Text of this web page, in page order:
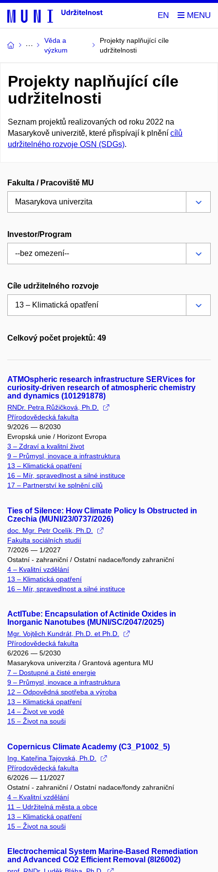
EN
Věda a
výzkum
Projekty naplňující cíle
udržitelnosti
Projekty naplňující cíle
udržitelnosti
Seznam projektů realizovaných od roku 2022 na
Masarykově univerzitě, které přispívají k plnění cílů
udržitelného rozvoje OSN (SDGs).
Fakulta / Pracoviště MU
Investor/Program
Cíle udržitelného rozvoje
Celkový počet projektů: 49
ATMOspheric research infrastructure SERVices for
curiosity-driven research of atmospheric chemistry
and dynamics (101291878)
RNDr. Petra Růžičková, Ph.D.
Přírodovědecká fakulta
9/2026 — 8/2030
Evropská unie / Horizont Evropa
3 – Zdraví a kvalitní život
9 – Průmysl, inovace a infrastruktura
13 – Klimatická opatření
16 – Mír, spravedlnost a silné instituce
17 – Partnerství ke splnění cílů
Ties of Silence: How Climate Policy Is Obstructed in
Czechia (MUNI/23/0737/2026)
doc. Mgr. Petr Ocelík, Ph.D.
Fakulta sociálních studií
7/2026 — 1/2027
Ostatní - zahraniční / Ostatní nadace/fondy zahraniční
4 – Kvalitní vzdělání
13 – Klimatická opatření
16 – Mír, spravedlnost a silné instituce
ActITube: Encapsulation of Actinide Oxides in
Inorganic Nanotubes (MUNI/SC/2047/2025)
Mgr. Vojtěch Kundrát, Ph.D. et Ph.D.
Přírodovědecká fakulta
6/2026 — 5/2030
Masarykova univerzita / Grantová agentura MU
7 – Dostupné a čisté energie
9 – Průmysl, inovace a infrastruktura
12 – Odpovědná spotřeba a výroba
13 – Klimatická opatření
14 – Život ve vodě
15 – Život na souši
Copernicus Climate Academy (C3_P1002_5)
Ing. Kateřina Tajovská, Ph.D.
Přírodovědecká fakulta
6/2026 — 11/2027
Ostatní - zahraniční / Ostatní nadace/fondy zahraniční
4 – Kvalitní vzdělání
11 – Udržitelná města a obce
13 – Klimatická opatření
15 – Život na souši
Electrochemical System Marine-Based Remediation
and Advanced CO2 Efficient Removal (8I26002)